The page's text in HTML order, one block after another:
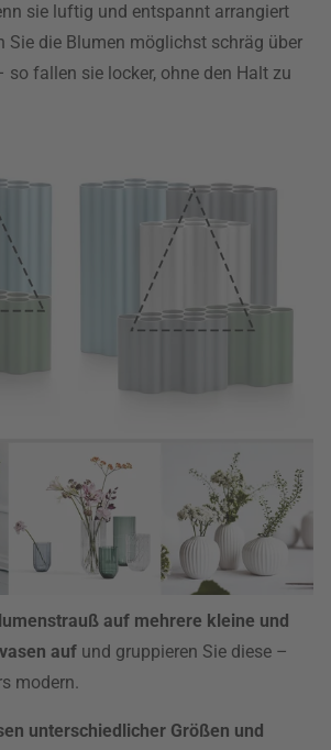
sie luftig und entspannt arrangiert
Sie die Blumen möglichst schräg über
so fallen sie locker, ohne den Halt zu
auf mehrere kleine und
auf und gruppieren Sie diese –
modern.
unterschiedlicher Größen und